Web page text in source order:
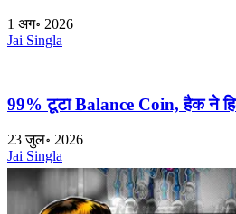
1 अग॰ 2026
Jai Singla
99% टूटा Balance Coin, हैक ने
23 जुल॰ 2026
Jai Singla